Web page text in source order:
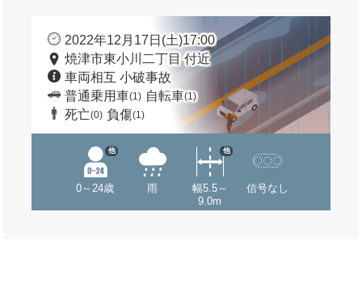
2022年12月17日(土)17:00
焼津市東小川二丁目 付近
車両相互 小破事故
普通乗用車(1) 自転車(1)
死亡(0) 負傷(1)
0～24歳
他
雨
幅5.5～
9.0m
他
信号なし